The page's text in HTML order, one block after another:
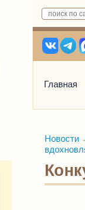
Главная
Новости